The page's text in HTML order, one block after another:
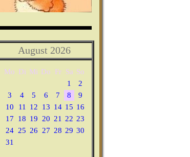
August 2026
Mo Di Mi Do Fr Sa So
1
2
3
4 5 6 7 8
9
10
11 12 13 14 15 16
17
18 19 20 21 22 23
24 25 26 27 28 29 30
31